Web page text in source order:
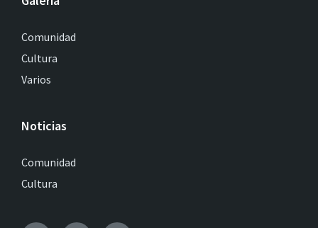
Comunidad
Cultura
Varios
Noticias
Comunidad
Cultura